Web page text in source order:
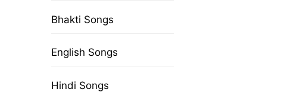
Bhakti Songs
English Songs
Hindi Songs